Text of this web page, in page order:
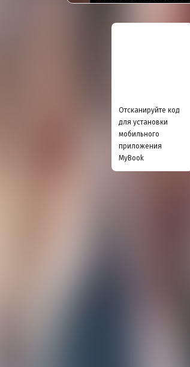
Отсканируйте код
для установки
мобильного
приложения
MyBook